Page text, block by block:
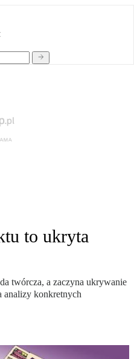
to ukryta
twórcza, a zaczyna ukrywanie
analizy konkretnych